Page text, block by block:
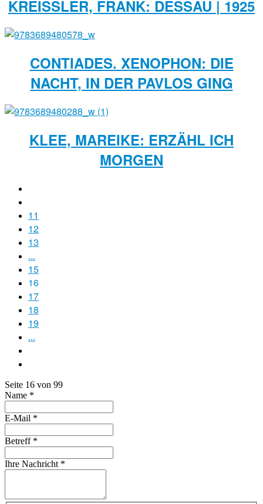
KREISSLER, FRANK: DESSAU | 1925
CONTIADES. XENOPHON: DIE
NACHT, IN DER PAVLOS GING
KLEE, MAREIKE: ERZÄHL ICH
MORGEN
11
12
13
...
15
16
17
18
19
...
Seite 16 von 99
Name *
E-Mail *
Betreff *
Ihre Nachricht *